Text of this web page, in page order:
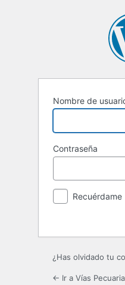
Nombre de
Contraseña
Recuérdame
¿Has olvidado tu
← Ir a Vías